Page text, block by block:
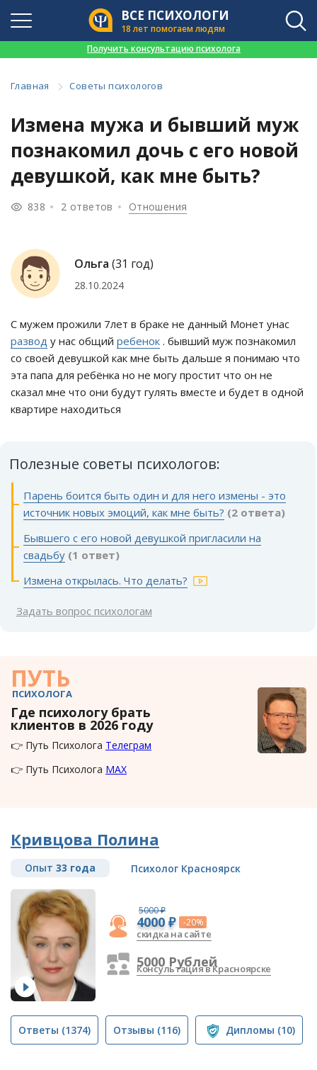
ВСЕ ПСИХОЛОГИ
18 лет помогаем людям
Получить консультацию психолога
Главная Советы психологов
Измена мужа и бывший муж
познакомил дочь с его новой
девушкой, как мне быть?
838 2 ответов Отношения
Ольга (31 год)
28.10.2024
С мужем прожили 7лет в браке не данный Монет унас
развод у нас общий ребенок . бывший муж познакомил
со своей девушкой как мне быть дальше я понимаю что
эта папа для ребёнка но не могу простит что он не
сказал мне что они будут гулять вместе и будет в одной
квартире находиться
Полезные советы психологов:
Парень боится быть один и для него измены - это
источник новых эмоций, как мне быть? (2 ответа)
Бывшего с его новой девушкой пригласили на
свадьбу (1 ответ)
Измена открылась. Что делать?
Задать вопрос психологам
ПУТЬ
ПСИХОЛОГА
Где психологу брать
клиентов в 2026 году
👉 Путь Психолога Телеграм
👉 Путь Психолога MAX
Кривцова Полина
Опыт 33 года Психолог Красноярск
5000 ₽
4000 ₽ -20%
скидка на сайте
5000 Рублей
Консультация в Красноярске
Ответы (1374) Отзывы (116) Дипломы (10)